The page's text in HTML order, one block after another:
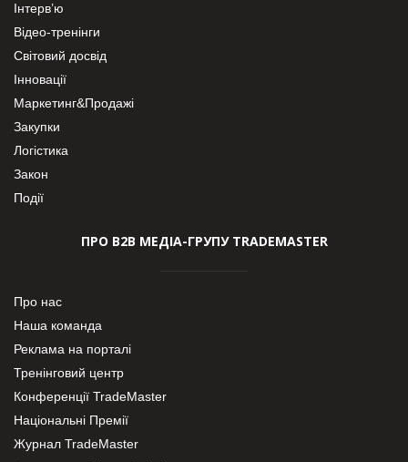
Інтерв’ю
Відео-тренінги
Світовий досвід
Інновації
Маркетинг&Продажі
Закупки
Логістика
Закон
Події
ПРО В2В МЕДІА-ГРУПУ TRADEMASTER
Про нас
Наша команда
Реклама на порталі
Тренінговий центр
Конференції TradeMaster
Національні Премії
Журнал TradeMaster